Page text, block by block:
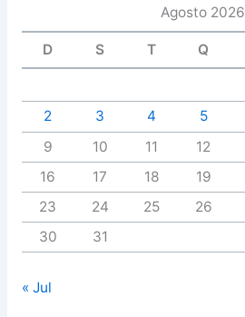
Agosto 2026
D S T Q
2
3 4 5
9
10 11 12
16
17 18 19
23
24 25 26
30
31
« Jul